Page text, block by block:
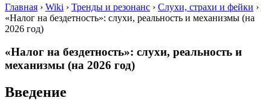
Главная › Wiki › Тренды и резонанс › Слухи, страхи и фейки ›
«Налог на бездетность»: слухи, реальность и механизмы (на
2026 год)
«Налог на бездетность»: слухи, реальность и
механизмы (на 2026 год)
Введение